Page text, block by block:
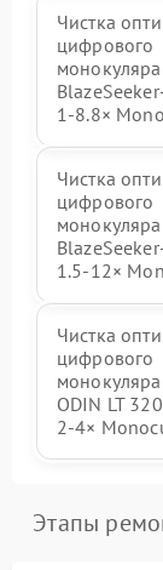
Чистка
цифрового
монокуляра
1‑8.8×
Чистка
цифрового
монокуляра
1.5‑12×
Чистка
цифрового
монокуляра
ODIN LT
2‑4×
Этапы